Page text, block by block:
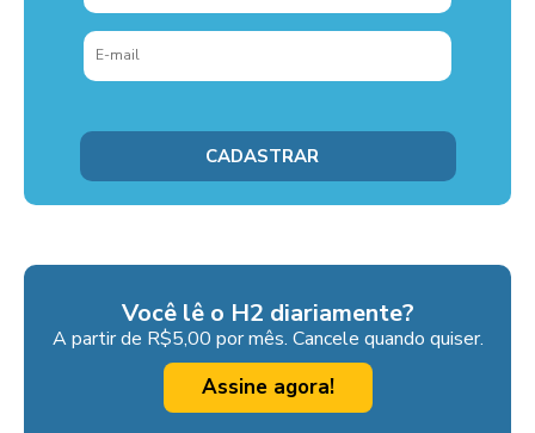
Você lê o H2 diariamente?
A partir de R$5,00 por mês. Cancele quando quiser.
Assine agora!